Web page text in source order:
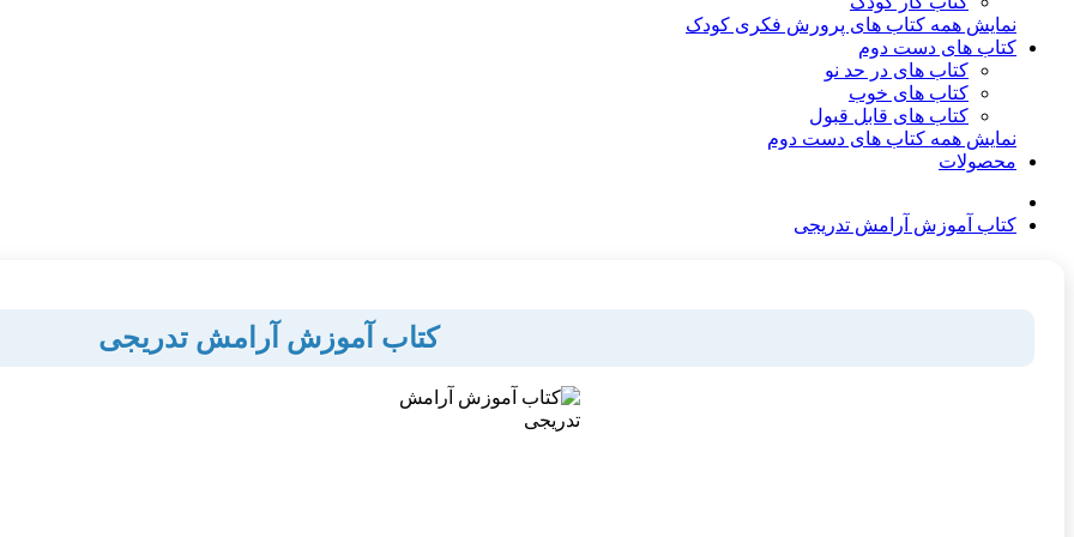
نمایش همه کتاب های پرورش فکری کودک
کتاب های دست دوم
کتاب های در حد نو
کتاب های خوب
کتاب های قابل قبول
نمایش همه کتاب های دست دوم
محصولات
کتاب آموزش آرامش تدریجی
کتاب آموزش آرامش تدریجی